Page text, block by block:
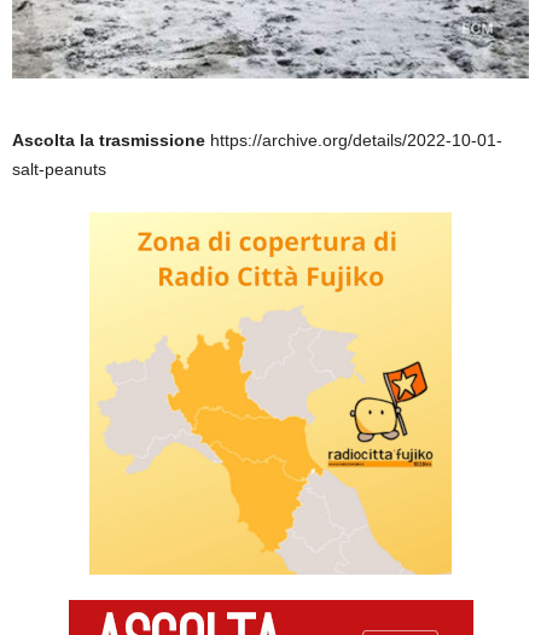
Ascolta la trasmissione https://archive.org/details/2022-10-01-
salt-peanuts